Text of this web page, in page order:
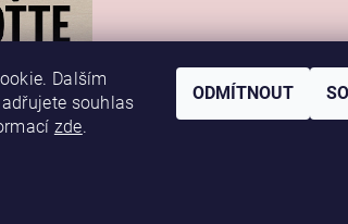
Dalším
souhlas
zde.
ODMÍTNOUT